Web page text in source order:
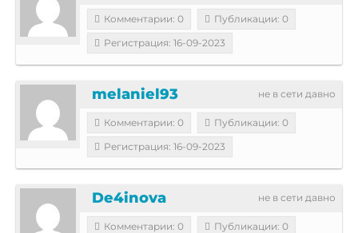
Комментарии: 0
Публикации: 0
Регистрация: 16-09-2023
не в сети давно
melaniel93
Комментарии: 0
Публикации: 0
Регистрация: 16-09-2023
не в сети давно
De4inova
Комментарии: 0
Публикации: 0